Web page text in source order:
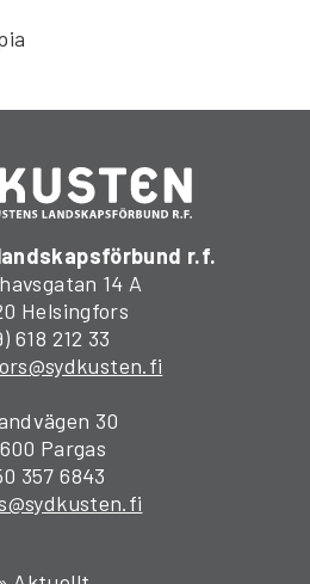
r.f.
14 A
Helsingfors
618 212 33
30
Pargas
357 6843